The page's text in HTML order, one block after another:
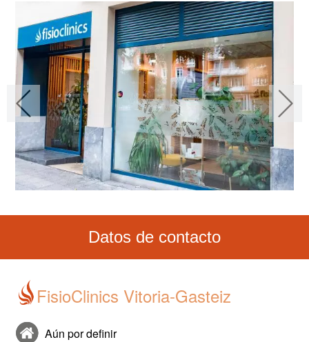
Datos de contacto
FisioClinics Vitoria-Gasteiz
Aún por definir